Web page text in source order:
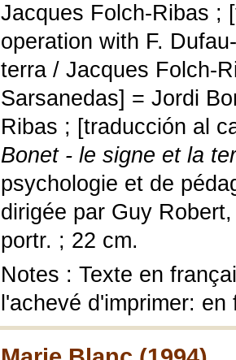
Jacques Folch-Ribas ;
operation with F.
terra / Jacques Folch-
Sarsanedas] = Jordi
Ribas ; [traducción al
Bonet - le signe et la
psychologie et de
dirigée par Guy
portr. ; 22 cm.
Notes : Texte en
l'achevé d'imprimer: